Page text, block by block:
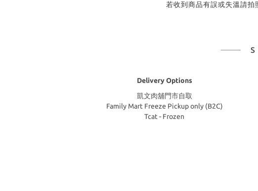
若收到商品有誤或失溫請拍照24小
Delivery Options
凱文肉舖門市自取
Family Mart Freeze Pickup only (B2C)
Tcat - Frozen